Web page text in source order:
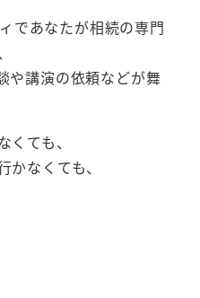
であなたが相続の専門
や講演の依頼などが舞
ても、
なくても、